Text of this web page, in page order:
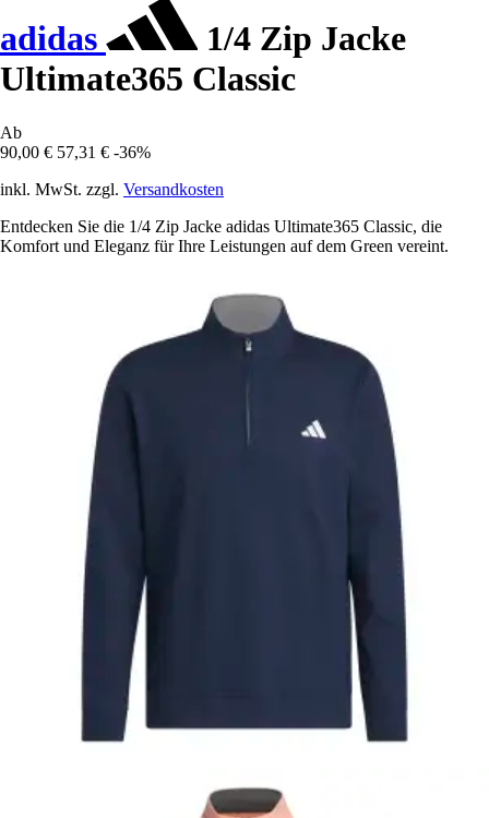
adidas
1/4 Zip Jacke
Ultimate365 Classic
Ab
90,00 € 57,31 € -36%
inkl. MwSt. zzgl. Versandkosten
Entdecken Sie die 1/4 Zip Jacke adidas Ultimate365 Classic, die
Komfort und Eleganz für Ihre Leistungen auf dem Green vereint.